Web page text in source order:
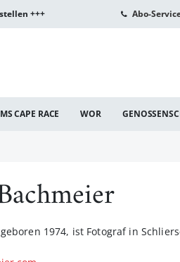
+++ Abo-
MS CAPE RACE WOR
1974, ist Fotograf in